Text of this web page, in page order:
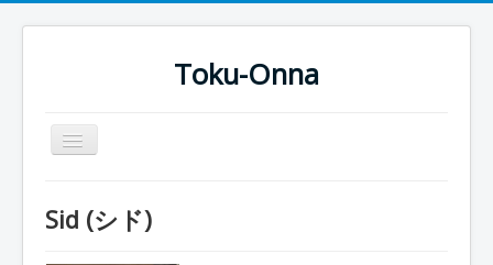
Toku-Onna
Basculer
la
Toku-Actrices
Sid (シド)